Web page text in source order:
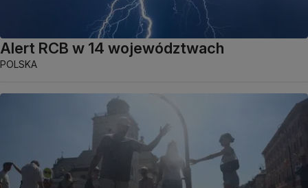
Alert RCB w 14 województwach
POLSKA